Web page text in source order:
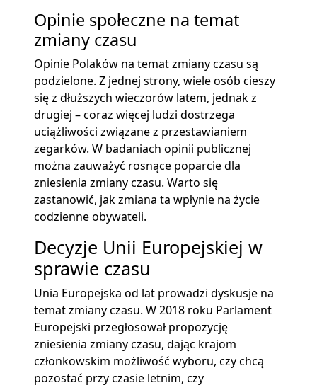
Opinie społeczne na temat
zmiany czasu
Opinie Polaków na temat zmiany czasu są
podzielone. Z jednej strony, wiele osób cieszy
się z dłuższych wieczorów latem, jednak z
drugiej – coraz więcej ludzi dostrzega
uciążliwości związane z przestawianiem
zegarków. W badaniach opinii publicznej
można zauważyć rosnące poparcie dla
zniesienia zmiany czasu. Warto się
zastanowić, jak zmiana ta wpłynie na życie
codzienne obywateli.
Decyzje Unii Europejskiej w
sprawie czasu
Unia Europejska od lat prowadzi dyskusje na
temat zmiany czasu. W 2018 roku Parlament
Europejski przegłosował propozycję
zniesienia zmiany czasu, dając krajom
członkowskim możliwość wyboru, czy chcą
pozostać przy czasie letnim, czy